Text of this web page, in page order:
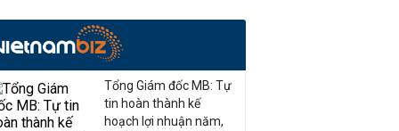
Tổng Giám đốc MB: Tự
tin hoàn thành kế
hoạch lợi nhuận năm,